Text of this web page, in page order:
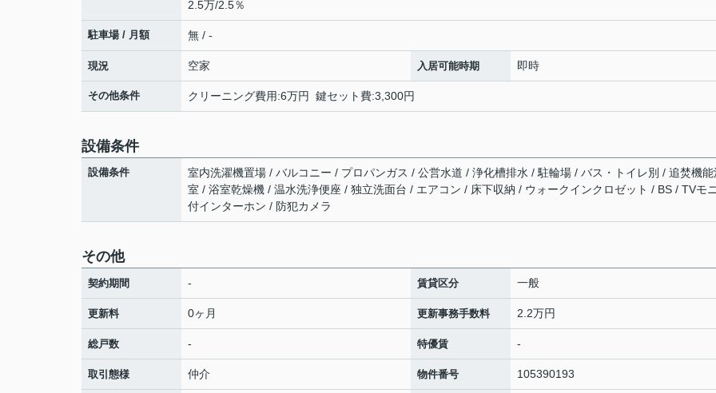
2.5万/2.5％
駐車場 / 月額 無 / -
現況 空家 入居可能時期 即時
その他条件 クリーニング費用:6万円 鍵セット費:3,300円
設備条件
設備条件
室内洗濯機置場 / バルコニー / プロパンガス / 公営水道 / 浄化槽排水 / 駐輪場 / バス・トイレ別 / 追焚機能
室 / 浴室乾燥機 / 温水洗浄便座 / 独立洗面台 / エアコン / 床下収納 / ウォークインクロゼット / BS / TVモ
付インターホン / 防犯カメラ
その他
契約期間 - 賃貸区分 一般
更新料 0ヶ月 更新事務手数料 2.2万円
総戸数 - 特優賃 -
取引態様 仲介 物件番号 105390193